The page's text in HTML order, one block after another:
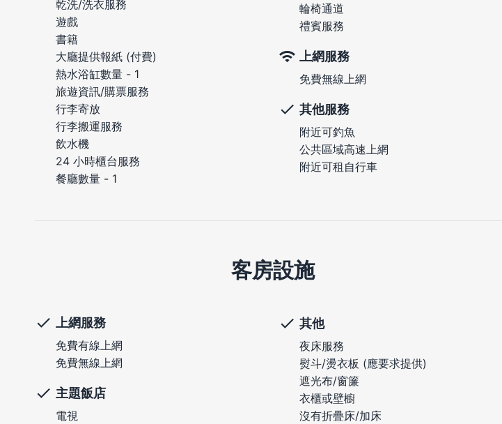
乾洗/洗衣服務
遊戲
書籍
大廳提供報紙 (付費)
熱水浴缸數量 - 1
旅遊資訊/購票服務
行李寄放
行李搬運服務
飲水機
24 小時櫃台服務
餐廳數量 - 1
輪椅通道
禮賓服務
上網服務
免費無線上網
其他服務
附近可釣魚
公共區域高速上網
附近可租自行車
客房設施
上網服務
免費有線上網
免費無線上網
主題飯店
電視
其他
夜床服務
熨斗/燙衣板 (應要求提供)
遮光布/窗簾
衣櫃或壁櫥
沒有折疊床/加床